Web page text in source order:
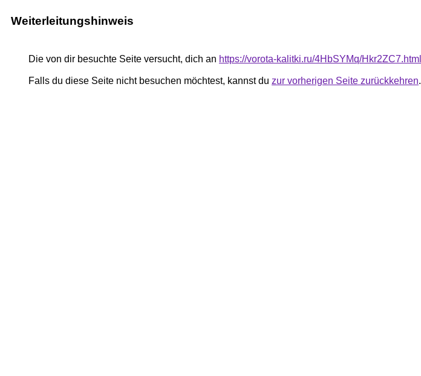
Weiterleitungshinweis
Die von dir besuchte Seite versucht, dich an https://vorota-kalitki.ru/4HbSYMq/Hkr2ZC7.html
Falls du diese Seite nicht besuchen möchtest, kannst du zur vorherigen Seite zurückkehren.